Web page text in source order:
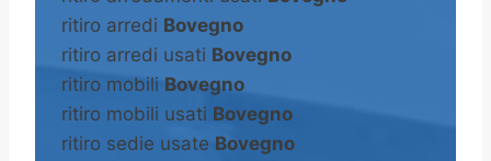
ritiro arredi Bovegno
ritiro arredi usati Bovegno
ritiro mobili Bovegno
ritiro mobili usati Bovegno
ritiro sedie usate Bovegno